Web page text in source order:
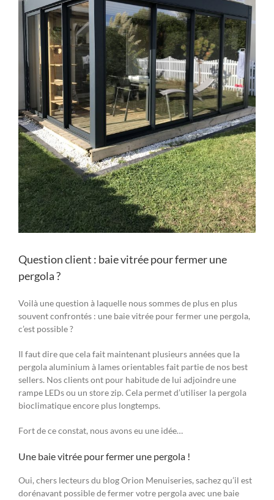
Question client : baie vitrée pour fermer une
pergola ?
Voilà une question à laquelle nous sommes de plus en plus
souvent confrontés : une baie vitrée pour fermer une pergola,
c’est possible ?
Il faut dire que cela fait maintenant plusieurs années que la
pergola aluminium à lames orientables fait partie de nos best
sellers. Nos clients ont pour habitude de lui adjoindre une
rampe LEDs ou un store zip. Cela permet d’utiliser la pergola
bioclimatique encore plus longtemps.
Fort de ce constat, nous avons eu une idée…
Une baie vitrée pour fermer une pergola !
Oui, chers lecteurs du blog Orion Menuiseries, sachez qu’il est
dorénavant possible de fermer votre pergola avec une baie